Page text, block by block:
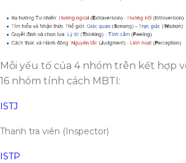
Mỗi yếu tố của 4 nhóm trên kết hợp
16 nhóm tính cách MBTI:
ISTJ
Thanh tra viên (Inspector)
ISTP